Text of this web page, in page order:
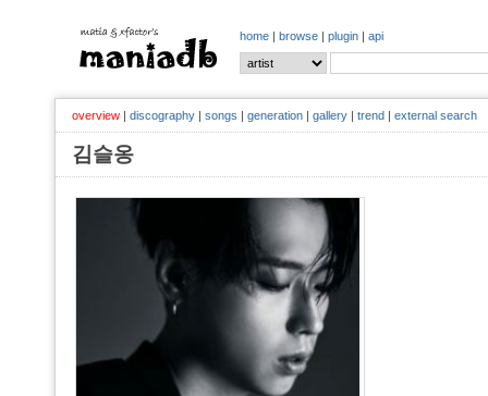
home | browse | plugin | api
overview | discography | songs | generation | gallery | trend | external search
김슬옹